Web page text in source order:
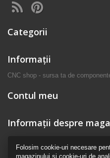
Categorii
Informaţii
CNC shop - sursa ta de
Contul meu
Informații despre
Folosim cookie-uri necesare
magazinului si cookie-uri de